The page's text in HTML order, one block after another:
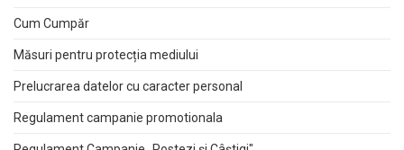
Cum Cumpăr
Măsuri pentru protecția mediului
Prelucrarea datelor cu caracter personal
Regulament campanie promotionala